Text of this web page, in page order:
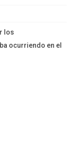
los
ocurriendo en el